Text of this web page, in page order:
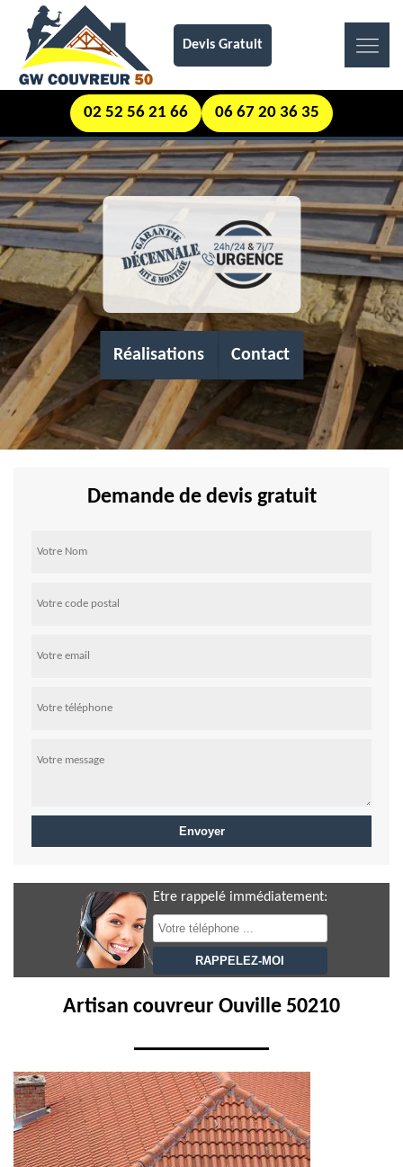
Devis Gratuit
02 52 56 21 66 06 67 20 36 35
Réalisations Contact
Demande de devis gratuit
Etre rappelé immédiatement:
Artisan couvreur Ouville 50210